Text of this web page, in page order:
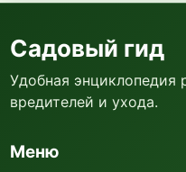
Садовый гид
Удобная энциклопедия
вредителей и ухода.
Меню